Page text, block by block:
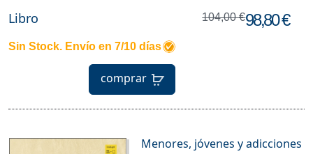
Libro 104,00 €98,80 €
Sin Stock. Envío en 7/10 días
comprar
Menores, jóvenes y adicciones